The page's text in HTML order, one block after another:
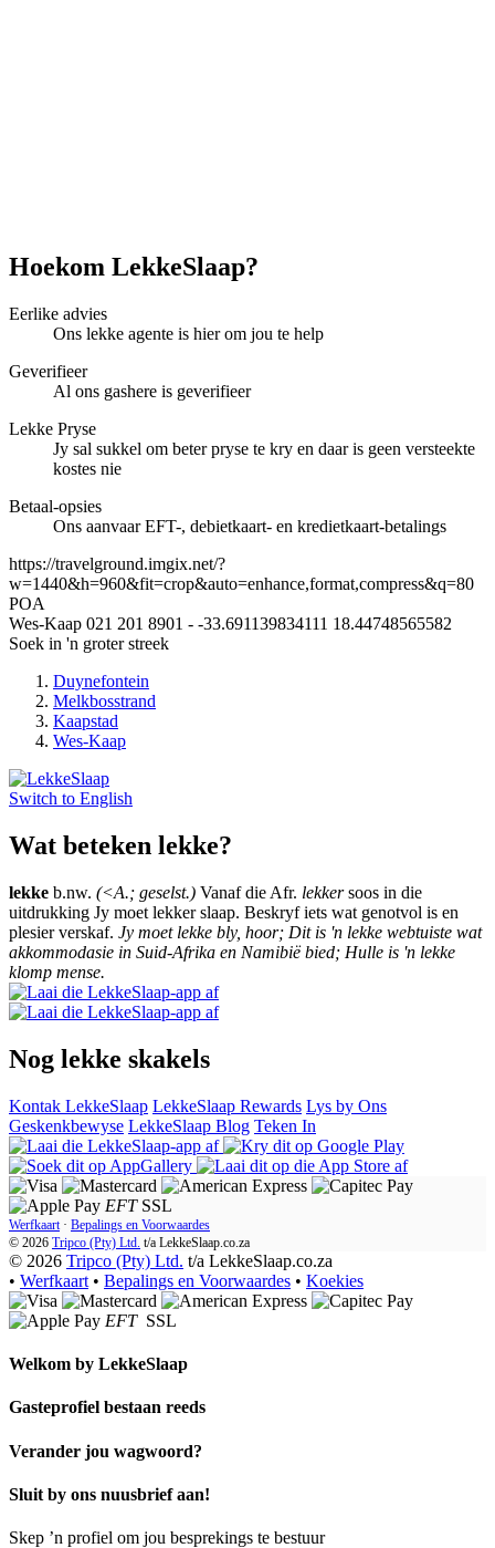
Hoekom LekkeSlaap?
Eerlike advies
Ons lekke agente is hier om jou te help
Geverifieer
Al ons gashere is geverifieer
Lekke Pryse
Jy sal sukkel om beter pryse te kry en daar is geen versteekte
kostes nie
Betaal-opsies
Ons aanvaar EFT-, debietkaart- en kredietkaart-betalings
https://travelground.imgix.net/?
w=1440&h=960&fit=crop&auto=enhance,format,compress&q=80
POA
Wes-Kaap 021 201 8901 - -33.691139834111 18.44748565582
Soek in 'n groter streek
Duynefontein
Melkbosstrand
Kaapstad
Wes-Kaap
Switch to English
Wat beteken lekke?
lekke b.nw. (<A.; geselst.) Vanaf die Afr. lekkersoos in die
uitdrukking Jy moet lekker slaap. Beskryf iets wat genotvol is en
plesier verskaf. Jy moet lekke bly, hoor; Dit is 'n lekke webtuiste wat
akkommodasie in Suid-Afrika en Namibië bied; Hulle is 'n lekke
klomp mense.
Nog lekke skakels
Kontak LekkeSlaap LekkeSlaap Rewards Lys by Ons
Geskenkbewyse LekkeSlaap Blog Teken In
EFT SSL
Werfkaart · Bepalings en Voorwaardes
© 2026 Tripco (Pty) Ltd. t/a LekkeSlaap.co.za
© 2026 Tripco (Pty) Ltd. t/a LekkeSlaap.co.za
• Werfkaart • Bepalings en Voorwaardes • Koekies
EFT SSL
Welkom by LekkeSlaap
Gasteprofiel bestaan ​​reeds
Verander jou wagwoord?
Sluit by ons nuusbrief aan!
Skep ’n profiel om jou besprekings te bestuur